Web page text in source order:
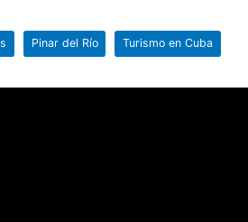
Pinar del Río Turismo en Cuba